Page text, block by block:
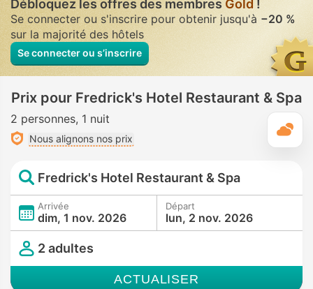
Débloquez les offres des membres Gold !
Se connecter ou s'inscrire pour obtenir jusqu'à −20 %
sur la majorité des hôtels
Se connecter ou s’inscrire
Prix pour Fredrick's Hotel Restaurant & Spa
2 personnes 1 nuit
Nous alignons nos prix
Fredrick's Hotel Restaurant & Spa
Arrivée
dim, 1 nov. 2026
Départ
lun, 2 nov. 2026
2 adultes
ACTUALISER